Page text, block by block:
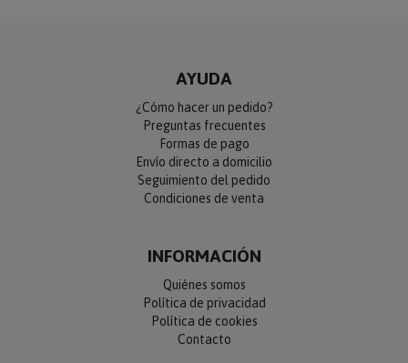
AYUDA
¿Cómo hacer un pedido?
Preguntas frecuentes
Formas de pago
Envío directo a domicilio
Seguimiento del pedido
Condiciones de venta
INFORMACIÓN
Quiénes somos
Política de privacidad
Política de cookies
Contacto